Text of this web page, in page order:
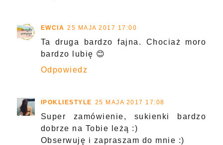
EWCIA 25 MAJA 2017 17:00
Ta druga bardzo fajna. Chociaż moro
bardzo lubię 😊
Odpowiedz
IPOKLIESTYLE 25 MAJA 2017 17:08
Super zamówienie, sukienki bardzo
dobrze na Tobie leżą :)
Obserwuję i zapraszam do mnie :)